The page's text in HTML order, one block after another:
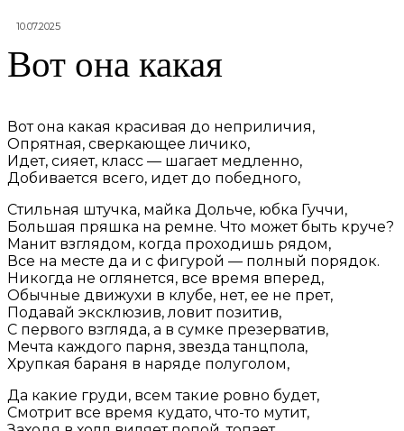
10.07.2025
Вот она какая
Вот она какая красивая до неприличия,
Опрятная, сверкающее личико,
Идет, сияет, класс — шагает медленно,
Добивается всего, идет до победного,
Стильная штучка, майка Дольче, юбка Гуччи,
Большая пряшка на ремне. Что может быть круче?
Манит взглядом, когда проходишь рядом,
Все на месте да и с фигурой — полный порядок.
Никогда не оглянется, все время вперед,
Обычные движухи в клубе, нет, ее не прет,
Подавай эксклюзив, ловит позитив,
С первого взгляда, а в сумке презерватив,
Мечта каждого парня, звезда танцпола,
Хрупкая бараня в наряде полуголом,
Да какие груди, всем такие ровно будет,
Смотрит все время кудато, что-то мутит,